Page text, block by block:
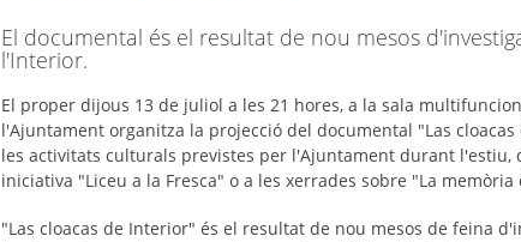
El documental és el resultat de nou mesos
l'Interior.
El proper dijous 13 de juliol a les 21 hores, a la sala
l'Ajuntament organitza la projecció del documental "Las
les activitats culturals previstes per l'Ajuntament durant l'estiu,
iniciativa "Liceu a la Fresca" o a les xerrades sobre "La memòria
"Las cloacas de Interior" és el resultat de nou mesos de feina